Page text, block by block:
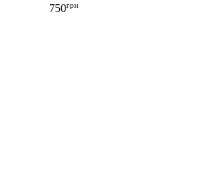
750грн